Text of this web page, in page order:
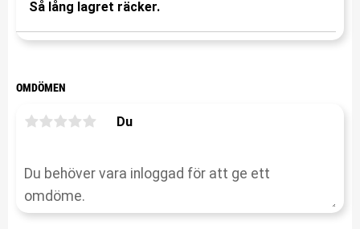
Så lång lagret räcker.
OMDÖMEN
Du